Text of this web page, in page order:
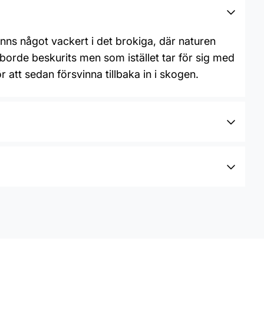
något vackert i det brokiga, där naturen
beskurits men som istället tar för sig med
att sedan försvinna tillbaka in i skogen.